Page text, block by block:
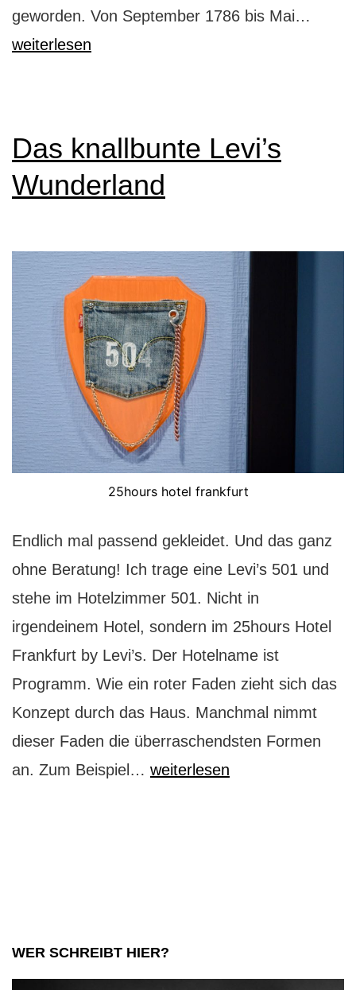
geworden. Von September 1786 bis Mai…
weiterlesen
Das knallbunte Levi’s
Wunderland
25hours hotel frankfurt
Endlich mal passend gekleidet. Und das ganz
ohne Beratung! Ich trage eine Levi’s 501 und
stehe im Hotelzimmer 501. Nicht in
irgendeinem Hotel, sondern im 25hours Hotel
Frankfurt by Levi’s. Der Hotelname ist
Programm. Wie ein roter Faden zieht sich das
Konzept durch das Haus. Manchmal nimmt
dieser Faden die überraschendsten Formen
an. Zum Beispiel… Das
weiterlesen
WER SCHREIBT HIER?